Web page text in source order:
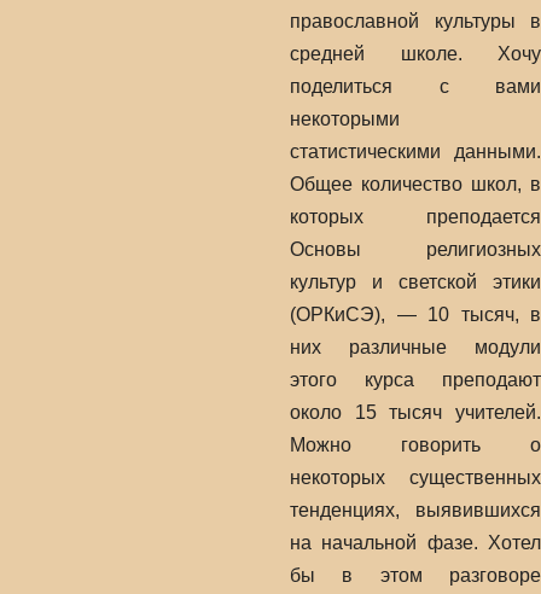
православной культуры в
средней школе. Хочу
поделиться с вами
некоторыми
статистическими данными.
Общее количество школ, в
которых преподается
Основы религиозных
культур и светской этики
(ОРКиСЭ), — 10 тысяч, в
них различные модули
этого курса преподают
около 15 тысяч учителей.
Можно говорить о
некоторых существенных
тенденциях, выявившихся
на начальной фазе. Хотел
бы в этом разговоре